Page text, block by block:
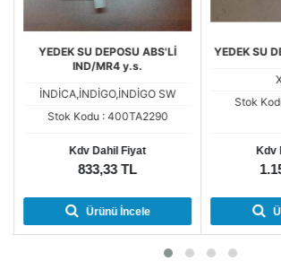
YEDEK SU DEPOSU ABS'Lİ
IND/MR4 y.s.
İNDİCA,İNDİGO,İNDİGO SW
Stok Kodu : 400TA2290
Kdv Dahil Fiyat
833,33 TL
Ürünü İncele
YEDEK SU
Stok
Kdv